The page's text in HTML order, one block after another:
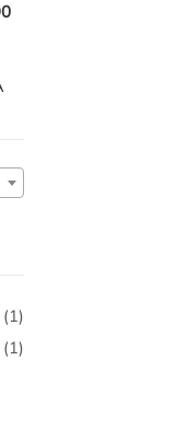
(1)
(1)